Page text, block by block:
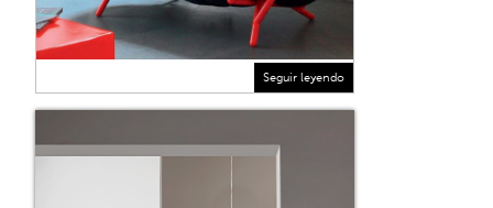
Seguir leyendo